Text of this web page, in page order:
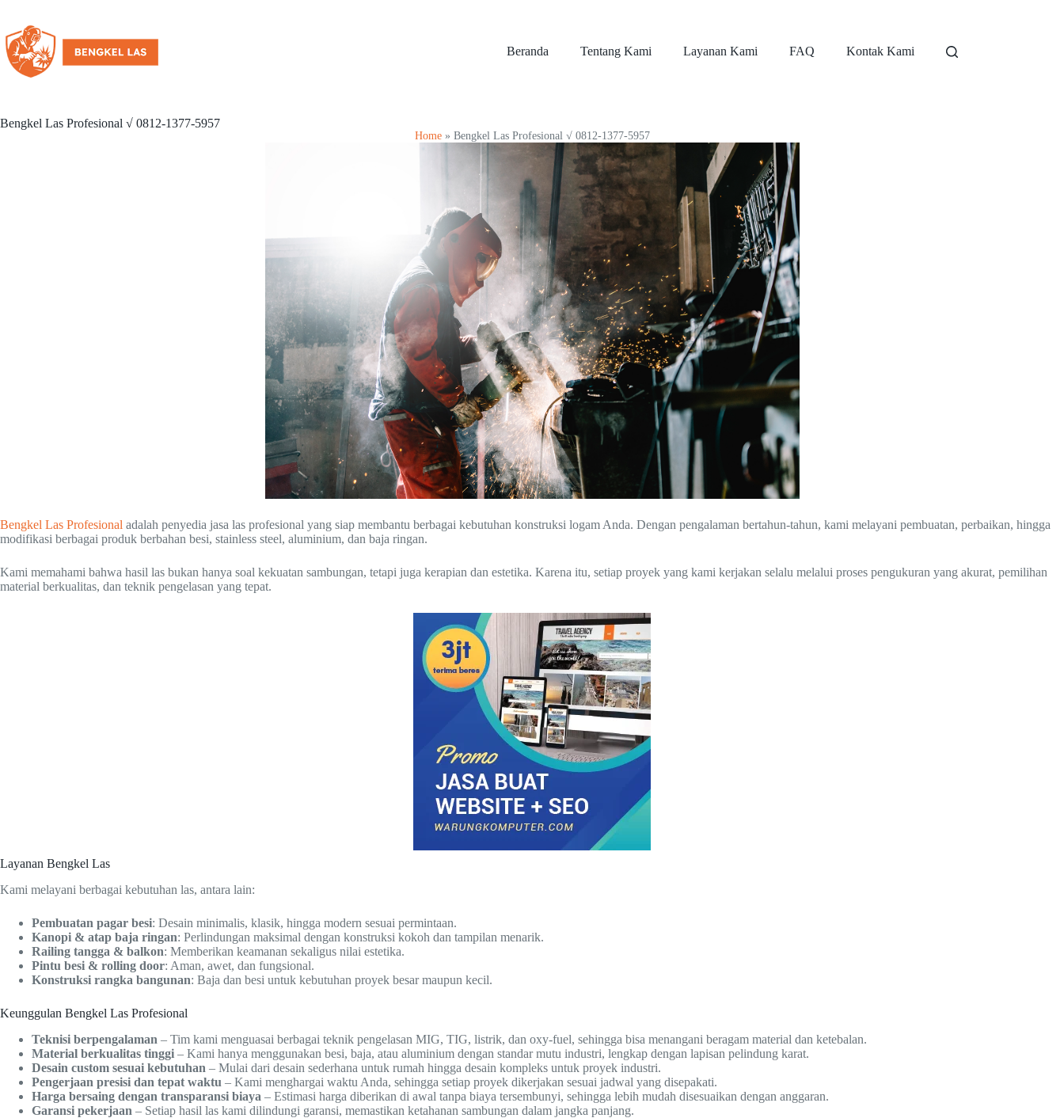
Beranda Tentang Kami Layanan Kami FAQ Kontak Kami
Bengkel Las Profesional √ 0812-1377-5957
Home» Bengkel Las Profesional √ 0812-1377-5957
Bengkel Las Profesional adalah penyedia jasa las profesional yang siap membantu berbagai kebutuhan konstruksi logam Anda. Dengan pengalaman bertahun-tahun, kami melayani pembuatan, perbaikan, hingga
modifikasi berbagai produk berbahan besi, stainless steel, aluminium, dan baja ringan.
Kami memahami bahwa hasil las bukan hanya soal kekuatan sambungan, tetapi juga kerapian dan estetika. Karena itu, setiap proyek yang kami kerjakan selalu melalui proses pengukuran yang akurat, pemilihan
material berkualitas, dan teknik pengelasan yang tepat.
Layanan Bengkel Las
Kami melayani berbagai kebutuhan las, antara lain:
Pembuatan pagar besi: Desain minimalis, klasik, hingga modern sesuai permintaan.
Kanopi & atap baja ringan: Perlindungan maksimal dengan konstruksi kokoh dan tampilan menarik.
Railing tangga & balkon: Memberikan keamanan sekaligus nilai estetika.
Pintu besi & rolling door: Aman, awet, dan fungsional.
Konstruksi rangka bangunan: Baja dan besi untuk kebutuhan proyek besar maupun kecil.
Keunggulan Bengkel Las Profesional
Teknisi berpengalaman – Tim kami menguasai berbagai teknik pengelasan MIG, TIG, listrik, dan oxy-fuel, sehingga bisa menangani beragam material dan ketebalan.
Material berkualitas tinggi – Kami hanya menggunakan besi, baja, atau aluminium dengan standar mutu industri, lengkap dengan lapisan pelindung karat.
Desain custom sesuai kebutuhan – Mulai dari desain sederhana untuk rumah hingga desain kompleks untuk proyek industri.
Pengerjaan presisi dan tepat waktu – Kami menghargai waktu Anda, sehingga setiap proyek dikerjakan sesuai jadwal yang disepakati.
Harga bersaing dengan transparansi biaya – Estimasi harga diberikan di awal tanpa biaya tersembunyi, sehingga lebih mudah disesuaikan dengan anggaran.
Garansi pekerjaan – Setiap hasil las kami dilindungi garansi, memastikan ketahanan sambungan dalam jangka panjang.